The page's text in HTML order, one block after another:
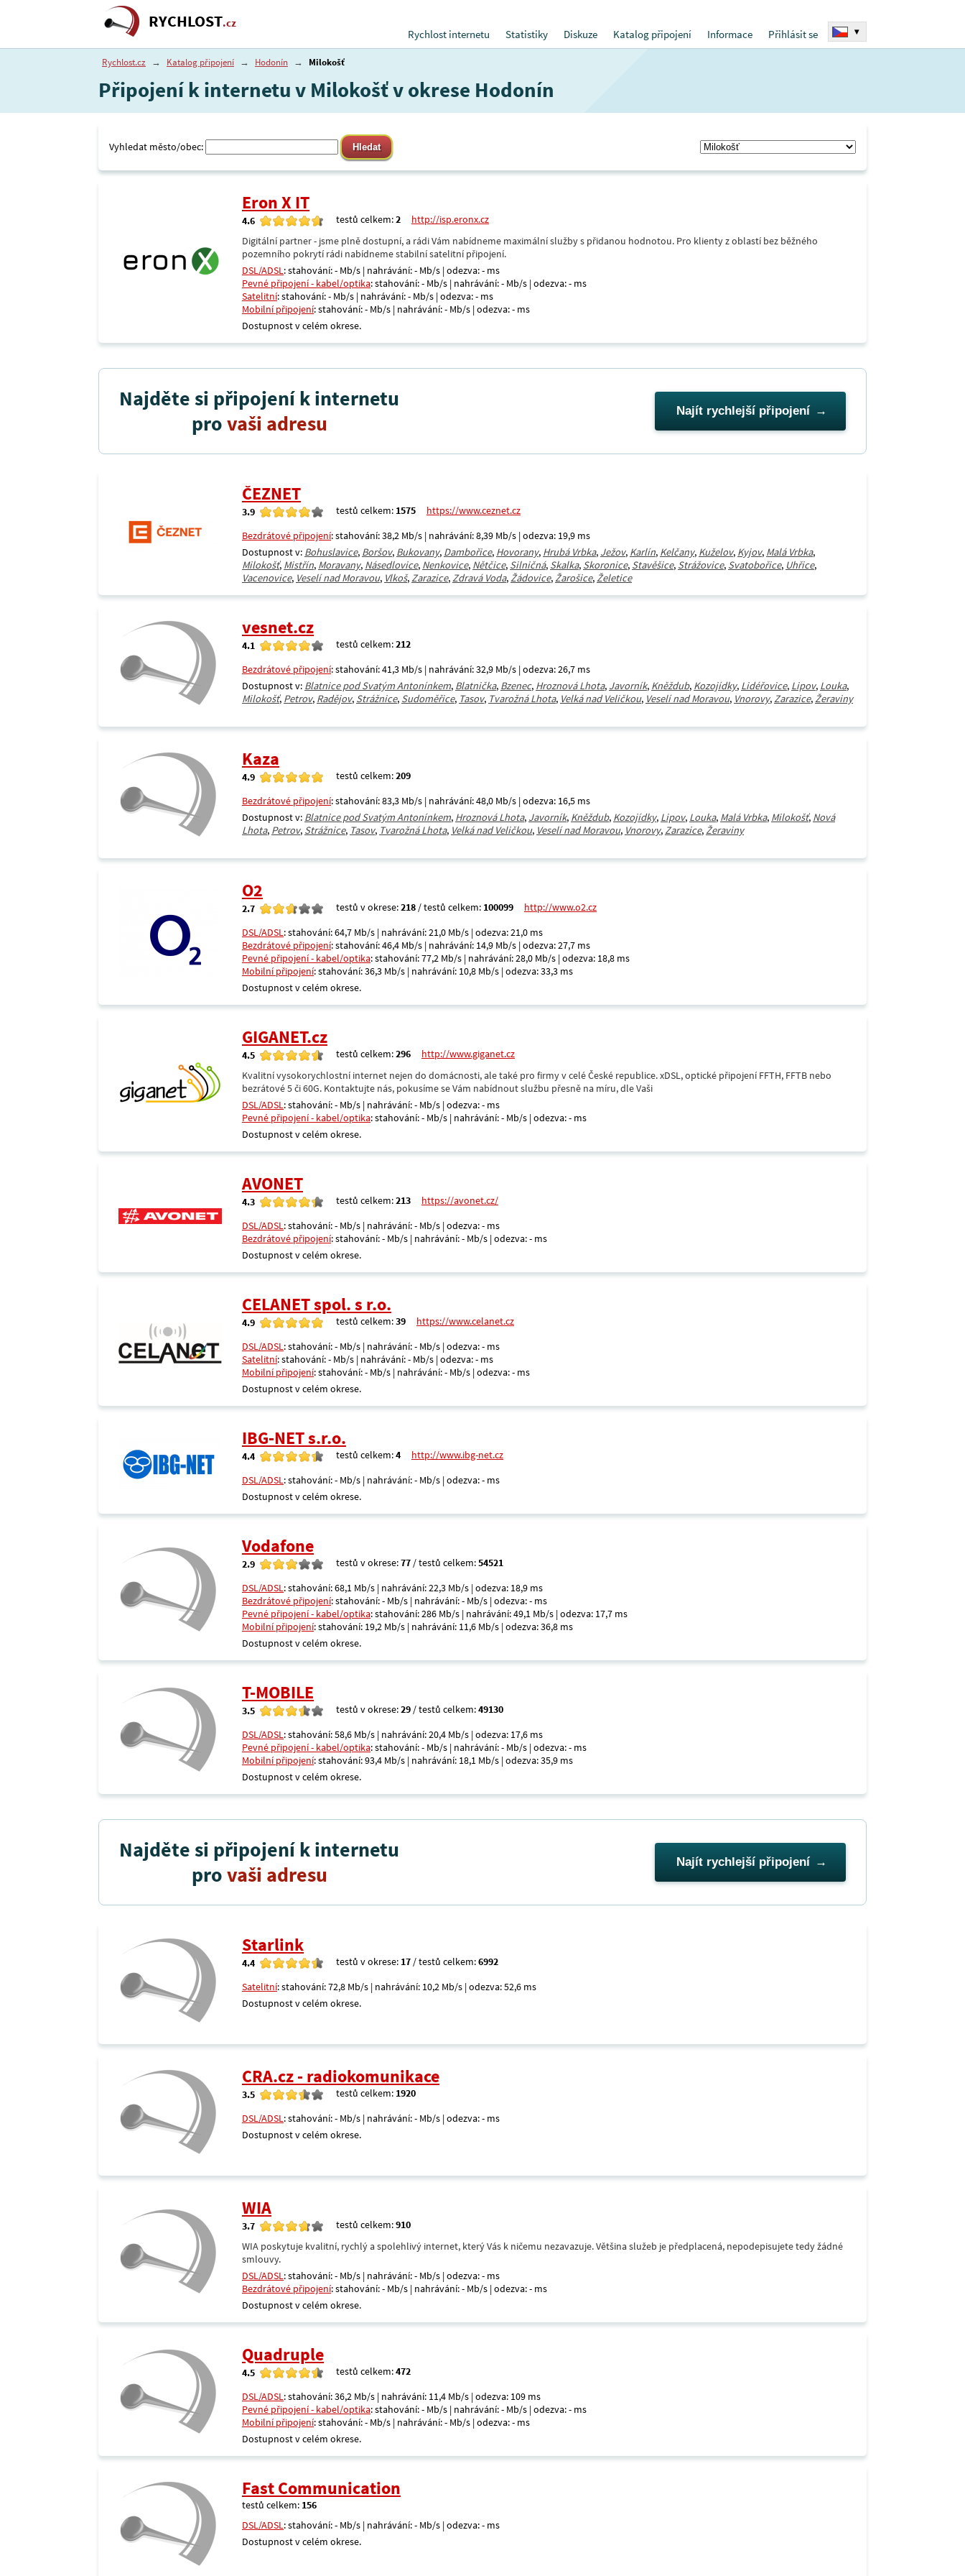
RYCHLOST.cz
Rychlost internetu
Statistiky Diskuze Katalog připojení Informace Přihlásit se ▾
Rychlost.cz → Katalog připojení → Hodonín → Milokošť
Připojení k internetu v Milokošť v okrese Hodonín
Vyhledat město/obec:
Eron X IT
4.6 testů celkem:2
http://isp.eronx.cz
Digitální partner - jsme plně dostupní, a rádi Vám nabídneme maximální služby s přidanou hodnotou. Pro klienty z oblastí bez běžného
pozemního pokrytí rádi nabídneme stabilní satelitní připojení.
DSL/ADSL: stahování: - Mb/s | nahrávání: - Mb/s | odezva: - ms
Pevné připojení - kabel/optika: stahování: - Mb/s | nahrávání: - Mb/s | odezva: - ms
Satelitní: stahování: - Mb/s | nahrávání: - Mb/s | odezva: - ms
Mobilní připojení: stahování: - Mb/s | nahrávání: - Mb/s | odezva: - ms
Dostupnost v celém okrese.
Najděte si připojení k internetu
provaši adresu Najít rychlejší připojení
ČEZNET
3.9 testů celkem: 1575
https://www.ceznet.cz
Bezdrátové připojení: stahování: 38,2 Mb/s | nahrávání: 8,39 Mb/s | odezva: 19,9 ms
Dostupnost v: Bohuslavice, Boršov, Bukovany, Dambořice, Hovorany, Hrubá Vrbka, Ježov, Karlín, Kelčany, Kuželov, Kyjov, Malá Vrbka,
Milokošť, Mistřín, Moravany, Násedlovice, Nenkovice, Nětčice, Silničná, Skalka, Skoronice, Stavěšice, Strážovice, Svatobořice, Uhřice,
Vacenovice, Veselí nad Moravou, Vlkoš,Zarazice,Zdravá Voda,Žádovice,Žarošice,Želetice
vesnet.cz
4.1 testů celkem:212
Bezdrátové připojení: stahování: 41,3 Mb/s | nahrávání: 32,9 Mb/s | odezva: 26,7 ms
Dostupnost v: Blatnice pod Svatým Antonínkem, Blatnička, Bzenec, Hroznová Lhota, Javorník, Kněždub, Kozojídky, Lidéřovice, Lipov, Louka,
Milokošť, Petrov, Radějov, Strážnice, Sudoměřice, Tasov, Tvarožná Lhota, Velká nad Veličkou, Veselí nad Moravou, Vnorovy,Zarazice,Žeraviny
Kaza
4.9 testů celkem:209
Bezdrátové připojení: stahování: 83,3 Mb/s | nahrávání: 48,0 Mb/s | odezva: 16,5 ms
Dostupnost v: Blatnice pod Svatým Antonínkem, Hroznová Lhota, Javorník, Kněždub, Kozojídky, Lipov, Louka, Malá Vrbka, Milokošť, Nová
Lhota, Petrov, Strážnice, Tasov, Tvarožná Lhota, Velká nad Veličkou, Veselí nad Moravou, Vnorovy,Zarazice,Žeraviny
O2
2.7 testů v okrese:218 / testů celkem: 100099
http://www.o2.cz
DSL/ADSL: stahování: 64,7 Mb/s | nahrávání: 21,0 Mb/s | odezva: 21,0 ms
Bezdrátové připojení: stahování: 46,4 Mb/s | nahrávání: 14,9 Mb/s | odezva: 27,7 ms
Pevné připojení - kabel/optika: stahování: 77,2 Mb/s | nahrávání: 28,0 Mb/s | odezva: 18,8 ms
Mobilní připojení: stahování: 36,3 Mb/s | nahrávání: 10,8 Mb/s | odezva: 33,3 ms
Dostupnost v celém okrese.
GIGANET.cz
4.5 testů celkem:296
http://www.giganet.cz
Kvalitní vysokorychlostní internet nejen do domácnosti, ale také pro firmy v celé České republice. xDSL, optické připojení FFTH, FFTB nebo
bezrátové 5 či 60G. Kontaktujte nás, pokusíme se Vám nabídnout službu přesně na míru, dle Vaši
DSL/ADSL: stahování: - Mb/s | nahrávání: - Mb/s | odezva: - ms
Pevné připojení - kabel/optika: stahování: - Mb/s | nahrávání: - Mb/s | odezva: - ms
Dostupnost v celém okrese.
AVONET
4.3 testů celkem:213
https://avonet.cz/
DSL/ADSL: stahování: - Mb/s | nahrávání: - Mb/s | odezva: - ms
Bezdrátové připojení: stahování: - Mb/s | nahrávání: - Mb/s | odezva: - ms
Dostupnost v celém okrese.
CELANET spol. s r.o.
4.9 testů celkem:39
https://www.celanet.cz
DSL/ADSL: stahování: - Mb/s | nahrávání: - Mb/s | odezva: - ms
Satelitní: stahování: - Mb/s | nahrávání: - Mb/s | odezva: - ms
Mobilní připojení: stahování: - Mb/s | nahrávání: - Mb/s | odezva: - ms
Dostupnost v celém okrese.
IBG-NET s.r.o.
4.4 testů celkem:4
http://www.ibg-net.cz
DSL/ADSL: stahování: - Mb/s | nahrávání: - Mb/s | odezva: - ms
Dostupnost v celém okrese.
Vodafone
2.9 testů v okrese:77 / testů celkem:54521
DSL/ADSL: stahování: 68,1 Mb/s | nahrávání: 22,3 Mb/s | odezva: 18,9 ms
Bezdrátové připojení: stahování: - Mb/s | nahrávání: - Mb/s | odezva: - ms
Pevné připojení - kabel/optika: stahování: 286 Mb/s | nahrávání: 49,1 Mb/s | odezva: 17,7 ms
Mobilní připojení: stahování: 19,2 Mb/s | nahrávání: 11,6 Mb/s | odezva: 36,8 ms
Dostupnost v celém okrese.
T-MOBILE
3.5 testů v okrese:29 / testů celkem:49130
DSL/ADSL: stahování: 58,6 Mb/s | nahrávání: 20,4 Mb/s | odezva: 17,6 ms
Pevné připojení - kabel/optika: stahování: - Mb/s | nahrávání: - Mb/s | odezva: - ms
Mobilní připojení: stahování: 93,4 Mb/s | nahrávání: 18,1 Mb/s | odezva: 35,9 ms
Dostupnost v celém okrese.
Najděte si připojení k internetu
provaši adresu Najít rychlejší připojení
Starlink
4.4 testů v okrese: 17 / testů celkem:6992
Satelitní: stahování: 72,8 Mb/s | nahrávání: 10,2 Mb/s | odezva: 52,6 ms
Dostupnost v celém okrese.
CRA.cz - radiokomunikace
3.5 testů celkem: 1920
DSL/ADSL: stahování: - Mb/s | nahrávání: - Mb/s | odezva: - ms
Dostupnost v celém okrese.
WIA
3.7 testů celkem:910
WIA poskytuje kvalitní, rychlý a spolehlivý internet, který Vás k ničemu nezavazuje. Většina služeb je předplacená, nepodepisujete tedy žádné
smlouvy.
DSL/ADSL: stahování: - Mb/s | nahrávání: - Mb/s | odezva: - ms
Bezdrátové připojení: stahování: - Mb/s | nahrávání: - Mb/s | odezva: - ms
Dostupnost v celém okrese.
Quadruple
4.5 testů celkem:472
DSL/ADSL: stahování: 36,2 Mb/s | nahrávání: 11,4 Mb/s | odezva: 109 ms
Pevné připojení - kabel/optika: stahování: - Mb/s | nahrávání: - Mb/s | odezva: - ms
Mobilní připojení: stahování: - Mb/s | nahrávání: - Mb/s | odezva: - ms
Dostupnost v celém okrese.
Fast Communication
testů celkem: 156
DSL/ADSL: stahování: - Mb/s | nahrávání: - Mb/s | odezva: - ms
Dostupnost v celém okrese.